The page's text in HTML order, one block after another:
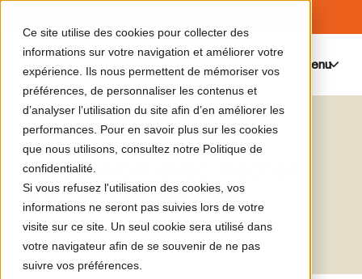
Ce site utilise des cookies pour collecter des
informations sur votre navigation et améliorer votre
expérience. Ils nous permettent de mémoriser vos
préférences, de personnaliser les contenus et
d’analyser l’utilisation du site afin d’en améliorer les
performances. Pour en savoir plus sur les cookies
que nous utilisons, consultez notre Politique de
confidentialité.
Si vous refusez l'utilisation des cookies, vos
informations ne seront pas suivies lors de votre
visite sur ce site. Un seul cookie sera utilisé dans
votre navigateur afin de se souvenir de ne pas
suivre vos préférences.
Menu
Le catalogue de médiasRachel Kay
Discussion avec Rachel
Kay et Alfonse Chiu